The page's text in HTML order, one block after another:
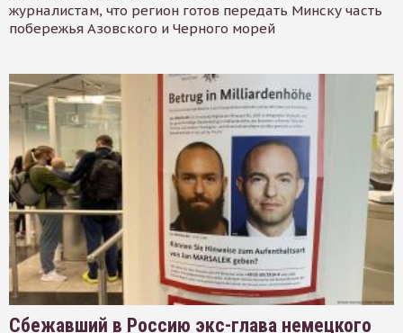
журналистам, что регион готов передать Минску часть
побережья Азовского и Черного морей
Сбежавший в Россию экс-глава немецкого